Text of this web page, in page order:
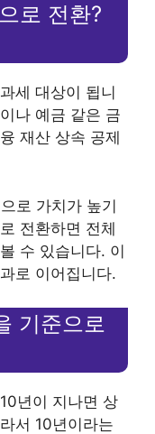
로 전환?
세 대상이 됩니
나 예금 같은 금
재산 상속 공제
로 가치가 높기
전환하면 전체
수 있습니다. 이
로 이어집니다.
기준으로
년이 지나면 상
서 10년이라는